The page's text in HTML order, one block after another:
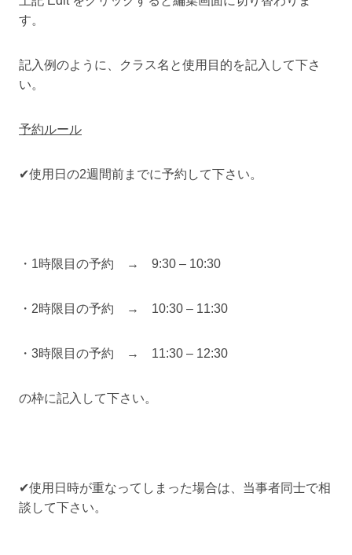
す。
記入例のように、クラス名と使用目的を記入して下さ
い。
予約ルール
✔使用日の2週間前までに予約して下さい。
・1時限目の予約 → 9:30 – 10:30
・2時限目の予約 → 10:30 – 11:30
・3時限目の予約 → 11:30 – 12:30
の枠に記入して下さい。
✔使用日時が重なってしまった場合は、当事者同士で相
談して下さい。